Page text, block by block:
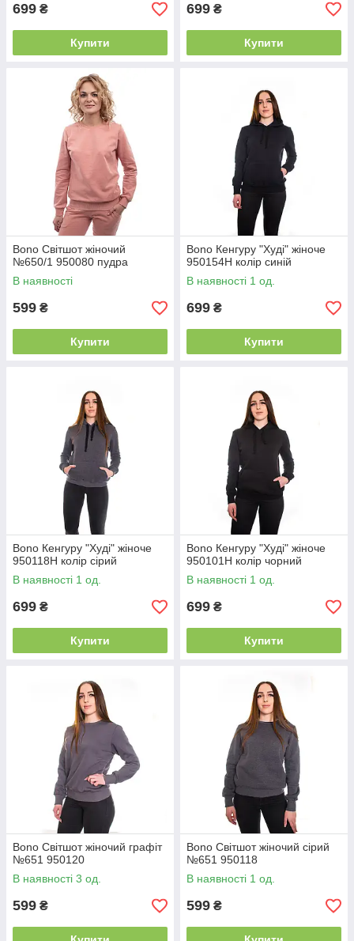
699 ₴
Купити
699 ₴
Купити
Bono Світшот жіночий
№650/1 950080 пудра
В наявності
599 ₴
Купити
Bono Кенгуру "Худі" жіноче
950154Н колір синій
В наявності 1 од.
699 ₴
Купити
Bono Кенгуру "Худі" жіноче
950118Н колір сірий
В наявності 1 од.
699 ₴
Купити
Bono Кенгуру "Худі" жіноче
950101Н колір чорний
В наявності 1 од.
699 ₴
Купити
Bono Світшот жіночий графіт
№651 950120
В наявності 3 од.
599 ₴
Bono Світшот жіночий сірий
№651 950118
В наявності 1 од.
599 ₴